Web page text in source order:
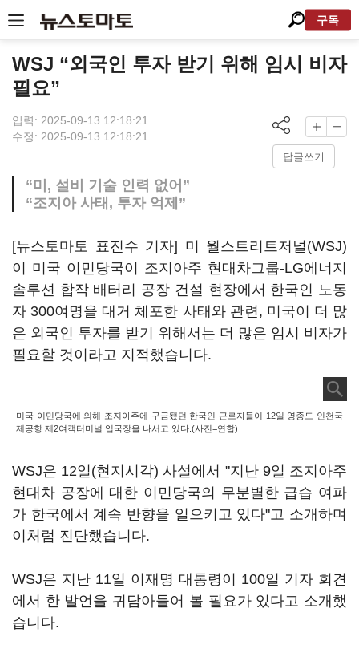
구독
WSJ “외국인 투자 받기 위해 임시 비자
필요”
입력: 2025-09-13 12:18:21
수정: 2025-09-13 12:18:21
답글쓰기
“미, 설비 기술 인력 없어”
“조지아 사태, 투자 억제”
[뉴스토마토 표진수 기자] 미 월스트리트저널(WSJ)
이 미국 이민당국이 조지아주 현대차그룹-LG에너지
솔루션 합작 배터리 공장 건설 현장에서 한국인 노동
자 300여명을 대거 체포한 사태와 관련, 미국이 더 많
은 외국인 투자를 받기 위해서는 더 많은 임시 비자가
필요할 것이라고 지적했습니다.
미국 이민당국에 의해 조지아주에 구금됐던 한국인 근로자들이 12일 영종도 인천국
제공항 제2여객터미널 입국장을 나서고 있다.(사진=연합)
WSJ은 12일(현지시각) 사설에서 "지난 9일 조지아주
현대차 공장에 대한 이민당국의 무분별한 급습 여파
가 한국에서 계속 반향을 일으키고 있다"고 소개하며
이처럼 진단했습니다.
WSJ은 지난 11일 이재명 대통령이 100일 기자 회견
에서 한 발언을 귀담아들어 볼 필요가 있다고 소개했
습니다.